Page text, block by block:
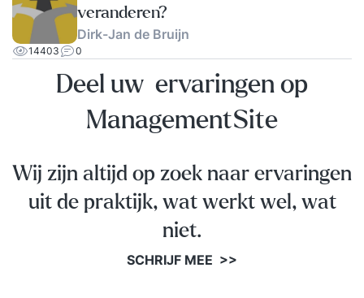
veranderen?
Dirk-Jan de Bruijn
14403 0
Deel uw ervaringen op
ManagementSite
Wij zijn altijd op zoek naar ervaringen
uit de praktijk, wat werkt wel, wat
niet.
SCHRIJF MEE >>